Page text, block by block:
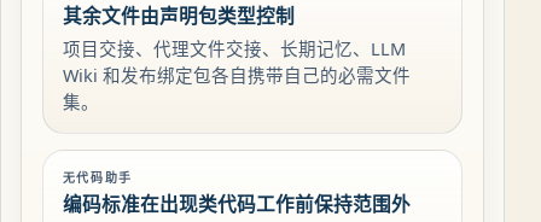
其余文件由声明包类型控制
项目交接、代理文件交接、长期记忆、LLM
Wiki 和发布绑定包各自携带自己的必需文件
集。
无代码助手
编码标准在出现类代码工作前保持范围外